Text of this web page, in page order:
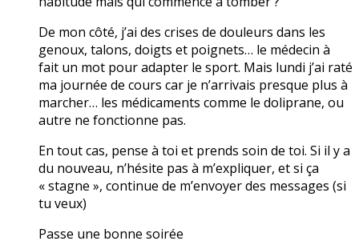
De mon côté, j’ai des crises de douleurs dans les
genoux, talons, doigts et poignets… le médecin à
fait un mot pour adapter le sport. Mais lundi j’ai raté
ma journée de cours car je n’arrivais presque plus à
marcher… les médicaments comme le doliprane, ou
autre ne fonctionne pas.
En tout cas, pense à toi et prends soin de toi. Si il y a
du nouveau, n’hésite pas à m’expliquer, et si ça
« stagne », continue de m’envoyer des messages (si
tu veux)
Passe une bonne soirée